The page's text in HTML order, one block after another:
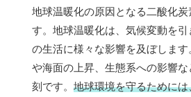
地球温暖化の原因となる二酸化炭
す。地球温暖化は、気候変動を
の生活に様々な影響を及ぼしま
や海面の上昇、生態系への影響
刻です。 地球環境を守るために